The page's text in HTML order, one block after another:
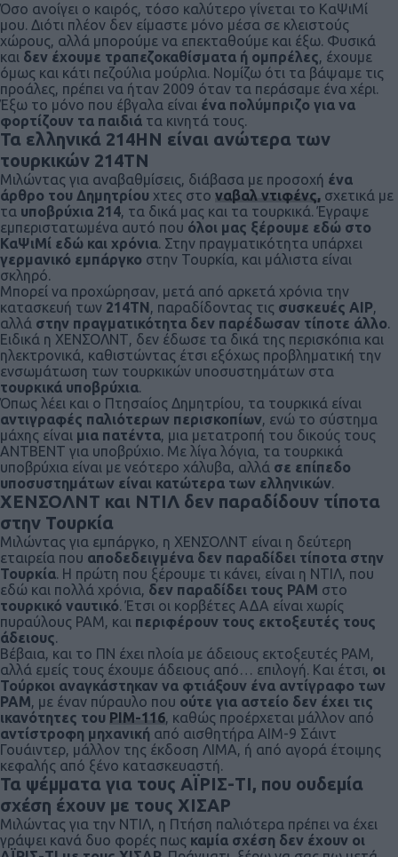
Όσο ανοίγει ο καιρός, τόσο καλύτερο γίνεται το ΚαΨιΜί
μου. Διότι πλέον δεν είμαστε μόνο μέσα σε κλειστούς
χώρους, αλλά μπορούμε να επεκταθούμε και έξω. Φυσικά
και δεν έχουμε τραπεζοκαθίσματα ή ομπρέλες, έχουμε
όμως και κάτι πεζούλια μούρλια. Νομίζω ότι τα βάψαμε τις
προάλες, πρέπει να ήταν 2009 όταν τα περάσαμε ένα χέρι.
Έξω το μόνο που έβγαλα είναι ένα πολύμπριζο για να
φορτίζουν τα παιδιά τα κινητά τους.
Τα ελληνικά 214ΗΝ είναι ανώτερα των
τουρκικών 214ΤΝ
Μιλώντας για αναβαθμίσεις, διάβασα με προσοχή ένα
άρθρο του Δημητρίου χτες στο ναβαλ ντιφένς, σχετικά με
τα υποβρύχια 214, τα δικά μας και τα τουρκικά. Έγραψε
εμπεριστατωμένα αυτό που όλοι μας ξέρουμε εδώ στο
ΚαΨιΜί εδώ και χρόνια. Στην πραγματικότητα υπάρχει
γερμανικό εμπάργκο στην Τουρκία, και μάλιστα είναι
σκληρό.
Μπορεί να προχώρησαν, μετά από αρκετά χρόνια την
κατασκευή των 214ΤΝ, παραδίδοντας τις συσκευές ΑΙΡ,
αλλά στην πραγματικότητα δεν παρέδωσαν τίποτε άλλο.
Ειδικά η ΧΕΝΣΟΛΝΤ, δεν έδωσε τα δικά της περισκόπια και
ηλεκτρονικά, καθιστώντας έτσι εξόχως προβληματική την
ενσωμάτωση των τουρκικών υποσυστημάτων στα
τουρκικά υποβρύχια.
Όπως λέει και ο Πτησαίος Δημητρίου, τα τουρκικά είναι
αντιγραφές παλιότερων περισκοπίων, ενώ το σύστημα
μάχης είναι μια πατέντα, μια μετατροπή του δικούς τους
ΑΝΤΒΕΝΤ για υποβρύχιο. Με λίγα λόγια, τα τουρκικά
υποβρύχια είναι με νεότερο χάλυβα, αλλά σε επίπεδο
υποσυστημάτων είναι κατώτερα των ελληνικών.
ΧΕΝΣΟΛΝΤ και ΝΤΙΛ δεν παραδίδουν τίποτα
στην Τουρκία
Μιλώντας για εμπάργκο, η ΧΕΝΣΟΛΝΤ είναι η δεύτερη
εταιρεία που αποδεδειγμένα δεν παραδίδει τίποτα στην
Τουρκία. Η πρώτη που ξέρουμε τι κάνει, είναι η ΝΤΙΛ, που
εδώ και πολλά χρόνια, δεν παραδίδει τους ΡΑΜ στο
τουρκικό ναυτικό. Έτσι οι κορβέτες ΑΔΑ είναι χωρίς
πυραύλους ΡΑΜ, και περιφέρουν τους εκτοξευτές τους
άδειους.
Βέβαια, και το ΠΝ έχει πλοία με άδειους εκτοξευτές ΡΑΜ,
αλλά εμείς τους έχουμε άδειους από… επιλογή. Και έτσι, οι
Τούρκοι αναγκάστηκαν να φτιάξουν ένα αντίγραφο των
ΡΑΜ, με έναν πύραυλο που ούτε για αστείο δεν έχει τις
ικανότητες του ΡΙΜ-116, καθώς προέρχεται μάλλον από
αντίστροφη μηχανική από αισθητήρα ΑΙΜ-9 Σάιντ
Γουάιντερ, μάλλον της έκδοση ΛΙΜΑ, ή από αγορά έτοιμης
κεφαλής από ξένο κατασκευαστή.
Τα ψέμματα για τους ΑΪΡΙΣ-ΤΙ, που ουδεμία
σχέση έχουν με τους ΧΙΣΑΡ
Μιλώντας για την ΝΤΙΛ, η Πτήση παλιότερα πρέπει να έχει
γράψει κανά δυο φορές πως καμία σχέση δεν έχουν οι